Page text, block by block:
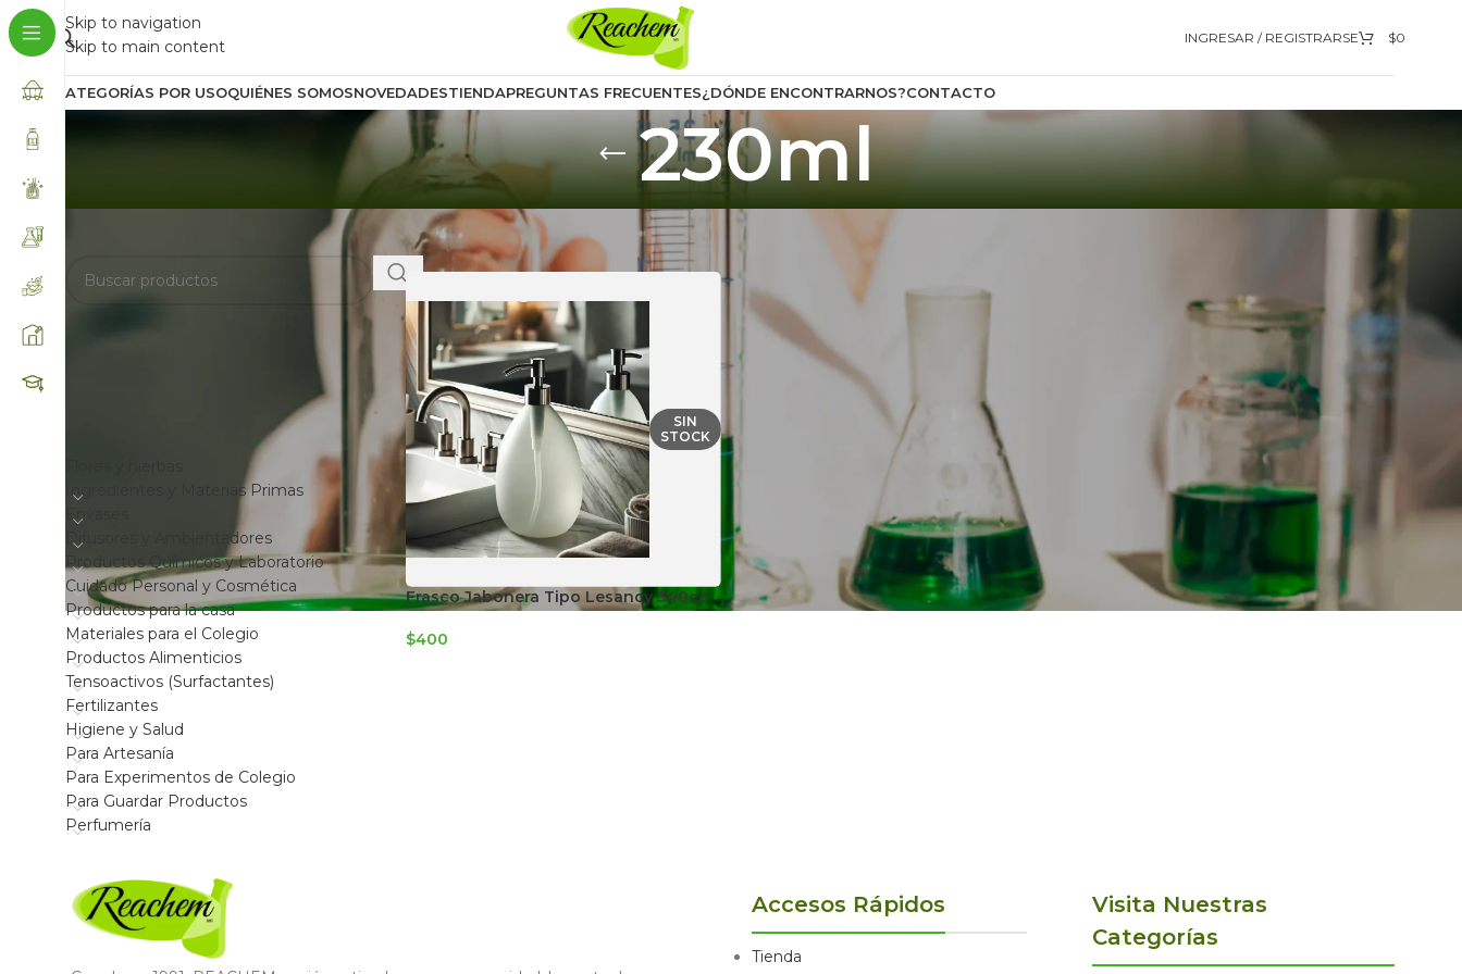
Skip to navigation
Skip to main content
INGRESAR / REGISTRARSE $0
CATEGORÍAS POR USOQUIÉNES SOMOSNOVEDADESTIENDAPREGUNTAS FRECUENTES¿DÓNDE ENCONTRARNOS?CONTACTO
230ml
Ingredientes y Materias Primas
Envases
Difusores y Ambientadores
Productos Químicos y Laboratorio
Cuidado Personal y Cosmética
Productos para la casa
Materiales para el Colegio
Productos Alimenticios
Tensoactivos (Surfactantes)
Fertilizantes
Higiene y Salud
Para Artesanía
Para Experimentos de Colegio
Para Guardar Productos
Perfumería
Inicio/Productos etiquetados “230ml”
SIN
STOCK
Frasco Jabonera Tipo Lesancy 340cc
$400
Accesos Rápidos
Tienda
Visita Nuestras
Categorías